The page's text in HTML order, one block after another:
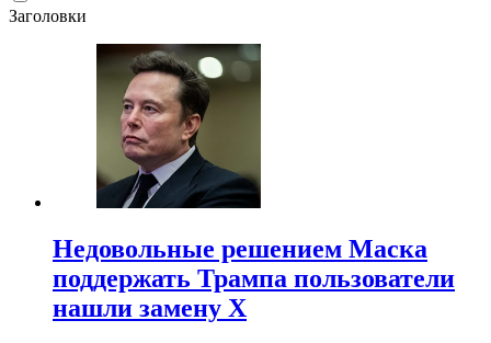
Заголовки
Недовольные решением Маска
поддержать Трампа пользователи
нашли замену X